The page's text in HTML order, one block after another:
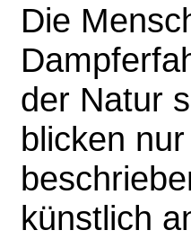
Die
der Natur
blicken
künstlich